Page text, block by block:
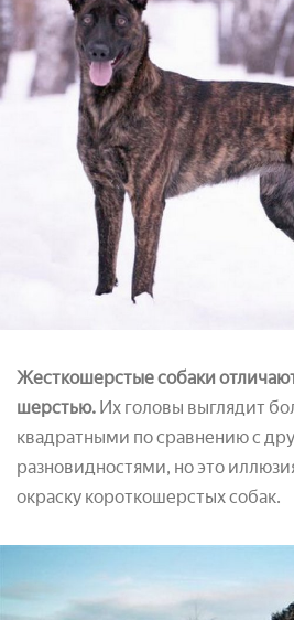
Жесткошерстые собаки
шерстью. Их головы выглядит
квадратными по сравнению с
разновидностями, но это
окраску короткошерстых собак.